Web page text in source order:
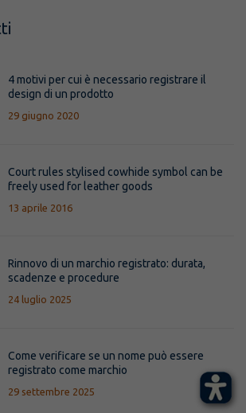
4 motivi per cui è necessario registrare il
design di un prodotto
29 giugno 2020
Court rules stylised cowhide symbol can be
freely used for leather goods
13 aprile 2016
Rinnovo di un marchio registrato: durata,
scadenze e procedure
24 luglio 2025
Come verificare se un nome può essere
registrato come marchio
29 settembre 2025